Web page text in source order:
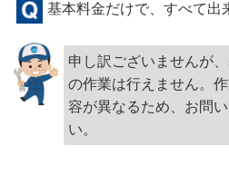
基本料金だけで、すべて出
申し訳ございませんが
の作業は行えません。
容が異なるため、お問
い。